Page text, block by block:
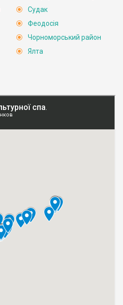
Судак
Феодосія
Чорноморський район
Ялта